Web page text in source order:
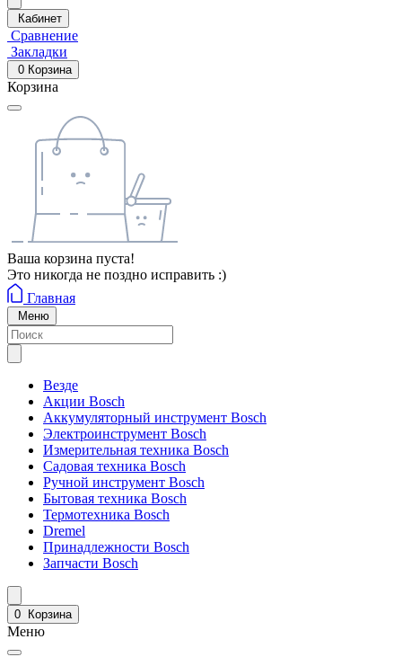
Кабинет
Сравнение
Закладки
0 Корзина
Корзина
Ваша корзина пуста!
Это никогда не поздно исправить :)
Главная
Меню
Везде
Акции Bosch
Аккумуляторный инструмент Bosch
Электроинструмент Bosch
Измерительная техника Bosch
Садовая техника Bosch
Ручной инструмент Bosch
Бытовая техника Bosch
Термотехника Bosch
Dremel
Принадлежности Bosch
Запчасти Bosch
0 Корзина
Меню